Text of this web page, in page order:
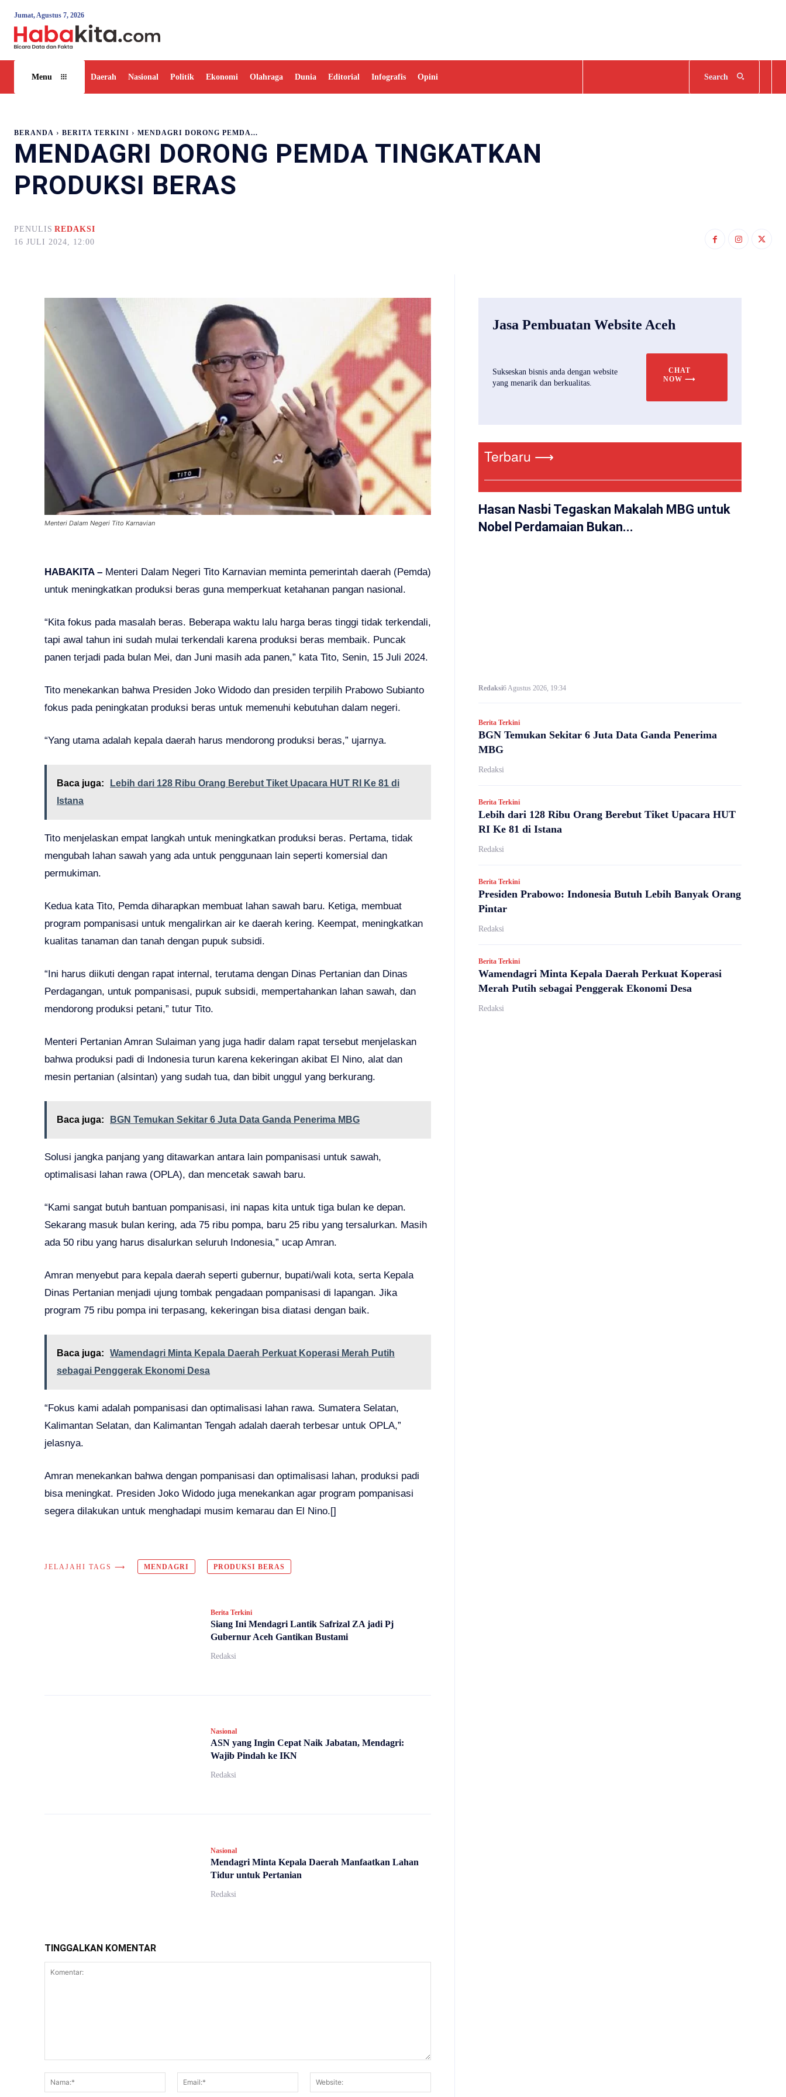
Jumat, Agustus 7, 2026
Menu Daerah Nasional Politik Ekonomi Olahraga Dunia Editorial Infografis Opini Search
BERANDA BERITA TERKINI MENDAGRI DORONG PEMDA...
MENDAGRI DORONG PEMDA TINGKATKAN
PRODUKSI BERAS
PENULIS REDAKSI
16 JULI 2024, 12:00
Menteri Dalam Negeri Tito Karnavian
HABAKITA – Menteri Dalam Negeri Tito Karnavian meminta pemerintah daerah (Pemda)
untuk meningkatkan produksi beras guna memperkuat ketahanan pangan nasional.
“Kita fokus pada masalah beras. Beberapa waktu lalu harga beras tinggi tidak terkendali,
tapi awal tahun ini sudah mulai terkendali karena produksi beras membaik. Puncak
panen terjadi pada bulan Mei, dan Juni masih ada panen,” kata Tito, Senin, 15 Juli 2024.
Tito menekankan bahwa Presiden Joko Widodo dan presiden terpilih Prabowo Subianto
fokus pada peningkatan produksi beras untuk memenuhi kebutuhan dalam negeri.
“Yang utama adalah kepala daerah harus mendorong produksi beras,” ujarnya.
Baca juga:
Lebih dari 128 Ribu Orang Berebut Tiket Upacara HUT RI Ke 81 di
Istana
Tito menjelaskan empat langkah untuk meningkatkan produksi beras. Pertama, tidak
mengubah lahan sawah yang ada untuk penggunaan lain seperti komersial dan
permukiman.
Kedua kata Tito, Pemda diharapkan membuat lahan sawah baru. Ketiga, membuat
program pompanisasi untuk mengalirkan air ke daerah kering. Keempat, meningkatkan
kualitas tanaman dan tanah dengan pupuk subsidi.
“Ini harus diikuti dengan rapat internal, terutama dengan Dinas Pertanian dan Dinas
Perdagangan, untuk pompanisasi, pupuk subsidi, mempertahankan lahan sawah, dan
mendorong produksi petani,” tutur Tito.
Menteri Pertanian Amran Sulaiman yang juga hadir dalam rapat tersebut menjelaskan
bahwa produksi padi di Indonesia turun karena kekeringan akibat El Nino, alat dan
mesin pertanian (alsintan) yang sudah tua, dan bibit unggul yang berkurang.
Baca juga: BGN Temukan Sekitar 6 Juta Data Ganda Penerima MBG
Solusi jangka panjang yang ditawarkan antara lain pompanisasi untuk sawah,
optimalisasi lahan rawa (OPLA), dan mencetak sawah baru.
“Kami sangat butuh bantuan pompanisasi, ini napas kita untuk tiga bulan ke depan.
Sekarang masuk bulan kering, ada 75 ribu pompa, baru 25 ribu yang tersalurkan. Masih
ada 50 ribu yang harus disalurkan seluruh Indonesia,” ucap Amran.
Amran menyebut para kepala daerah seperti gubernur, bupati/wali kota, serta Kepala
Dinas Pertanian menjadi ujung tombak pengadaan pompanisasi di lapangan. Jika
program 75 ribu pompa ini terpasang, kekeringan bisa diatasi dengan baik.
Baca juga:
Wamendagri Minta Kepala Daerah Perkuat Koperasi Merah Putih
sebagai Penggerak Ekonomi Desa
“Fokus kami adalah pompanisasi dan optimalisasi lahan rawa. Sumatera Selatan,
Kalimantan Selatan, dan Kalimantan Tengah adalah daerah terbesar untuk OPLA,”
jelasnya.
Amran menekankan bahwa dengan pompanisasi dan optimalisasi lahan, produksi padi
bisa meningkat. Presiden Joko Widodo juga menekankan agar program pompanisasi
segera dilakukan untuk menghadapi musim kemarau dan El Nino.[]
JELAJAHI TAGS ⟶ MENDAGRI PRODUKSI BERAS
Berita Terkini
Siang Ini Mendagri Lantik Safrizal ZA jadi Pj
Gubernur Aceh Gantikan Bustami
Redaksi
Nasional
ASN yang Ingin Cepat Naik Jabatan, Mendagri:
Wajib Pindah ke IKN
Redaksi
Nasional
Mendagri Minta Kepala Daerah Manfaatkan Lahan
Tidur untuk Pertanian
Redaksi
TINGGALKAN KOMENTAR
Nama:*
Email:*
Jasa Pembuatan Website Aceh
Sukseskan bisnis anda dengan website
yang menarik dan berkualitas.
CHAT
NOW ⟶
Terbaru ⟶
Hasan Nasbi Tegaskan Makalah MBG untuk
Nobel Perdamaian Bukan...
Redaksi6 Agustus 2026, 19:34
Berita Terkini
BGN Temukan Sekitar 6 Juta Data Ganda Penerima
MBG
Redaksi
Berita Terkini
Lebih dari 128 Ribu Orang Berebut Tiket Upacara HUT
RI Ke 81 di Istana
Redaksi
Berita Terkini
Presiden Prabowo: Indonesia Butuh Lebih Banyak Orang
Pintar
Redaksi
Berita Terkini
Wamendagri Minta Kepala Daerah Perkuat Koperasi
Merah Putih sebagai Penggerak Ekonomi Desa
Redaksi